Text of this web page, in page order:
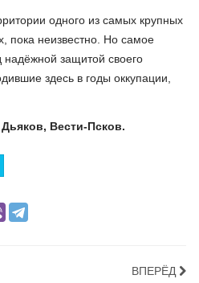
одного из самых крупных
пока неизвестно. Но самое
надёжной защитой своего
здесь в годы оккупации,
Вести-Псков.
ВПЕРЁД